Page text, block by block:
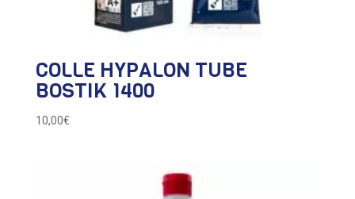
COLLE HYPALON TUBE
BOSTIK 1400
10,00€